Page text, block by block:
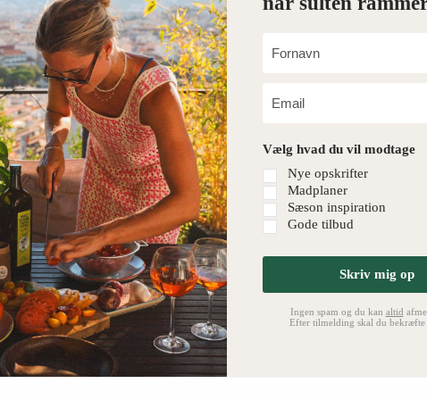
Vælg hvad du vil modtage
Nye opskrifter
Madplaner
Sæson inspiration
Gode tilbud
Skriv mig op
Ingen spam og du kan altid
Efter tilmelding skal du bekræfte